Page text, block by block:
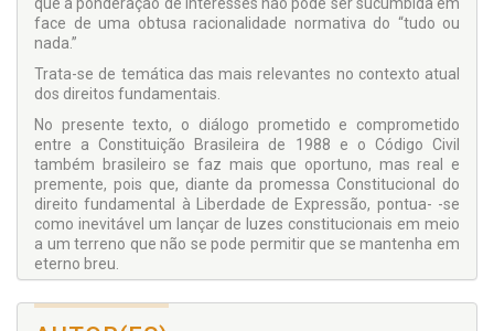
que a ponderação de interesses não pode ser sucumbida em
face de uma obtusa racionalidade normativa do “tudo ou
nada.”
Trata-se de temática das mais relevantes no contexto atual
dos direitos fundamentais.
No presente texto, o diálogo prometido e comprometido
entre a Constituição Brasileira de 1988 e o Código Civil
também brasileiro se faz mais que oportuno, mas real e
premente, pois que, diante da promessa Constitucional do
direito fundamental à Liberdade de Expressão, pontua- -se
como inevitável um lançar de luzes constitucionais em meio
a um terreno que não se pode permitir que se mantenha em
eterno breu.